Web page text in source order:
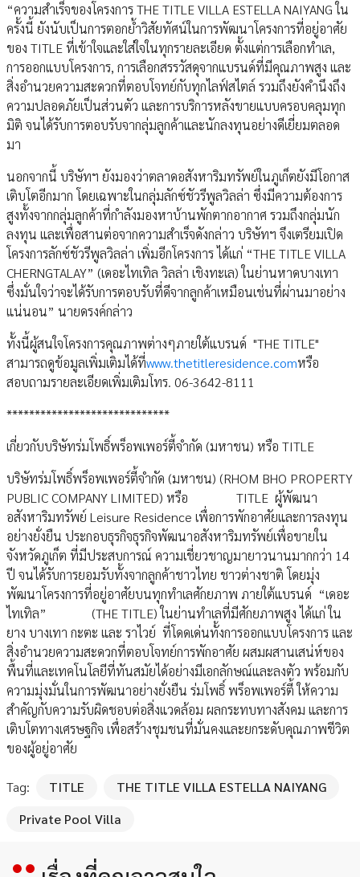
“ความสำเร็จของโครงการ THE TITLE VILLA ESTELLA NAIYANG ใน
ครั้งนี้ ยังนับเป็นการตอกย้ำวิสัยทัศน์ในการพัฒนาโครงการที่อยู่อาศัย
ของ TITLE ที่เข้าใจและใส่ใจในทุกรายละเอียด ตั้งแต่การเลือกทำเล,
การออกแบบโครงการ, การเลือกสรรวัสดุจากแบรนด์ที่มีคุณภาพสูง และ
สิ่งอำนวยความสะดวกที่ตอบโจทย์กับทุกไลฟ์สไตล์ รวมถึงยังคำนึงถึง
ความปลอดภัยเป็นส่วนตัว และการบริการหลังขายแบบครอบคลุมทุก
มิติ จนได้รับการตอบรับจากลุ่มลูกค้าและนักลงทุนอย่างดีเยี่ยมตลอด
มา
นอกจากนี้ บริษัทฯ ยังมองว่าตลาดอสังหาริมทรัพย์ในภูเก็ตยังมีโอกาส
เติบโตอีกมาก โดยเฉพาะในกลุ่มลักซ์ชัวรีพูลวิลล่า ซึ่งมีความต้องการ
สูงทั้งจากกลุ่มลูกค้าที่กำลังมองหาบ้านพักตากอากาศ รวมถึงกลุ่มนัก
ลงทุน และเพื่อสานต่อจากความสำเร็จดังกล่าว บริษัทฯ จึงเตรียมเปิด
โครงการลักซ์ชัวรีพูลวิลล่า เพิ่มอีกโครงการ ได้แก่ “THE TITLE VILLA
CHERNGTALAY” (เดอะไทเทิล วิลล่า เชิงทะเล) ในย่านหาดบางเทา
ซึ่งมั่นใจว่าจะได้รับการตอบรับที่ดีจากลูกค้าเหมือนเช่นที่ผ่านมาอย่าง
แน่นอน” นายดรงค์กล่าว
ทั้งนี้ผู้สนใจโครงการคุณภาพต่างๆภายใต้แบรนด์ "THE TITLE"
สามารถดูข้อมูลเพิ่มเติมได้ที่www.thetitleresidence.comหรือ
สอบถามรายละเอียดเพิ่มเติมโทร. 06-3642-8111
*****************************
เกี่ยวกับบริษัทร่มโพธิ์พร็อพเพอร์ตี้จำกัด (มหาชน) หรือ TITLE
บริษัทร่มโพธิ์พร็อพเพอร์ตี้จำกัด (มหาชน) (RHOM BHO PROPERTY
PUBLIC COMPANY LIMITED) หรือ TITLE ผู้พัฒนา
อสังหาริมทรัพย์ Leisure Residence เพื่อการพักอาศัยและการลงทุน
อย่างยั่งยืน ประกอบธุรกิจธุรกิจพัฒนาอสังหาริมทรัพย์เพื่อขายใน
จังหวัดภูเก็ต ที่มีประสบการณ์ ความเชี่ยวชาญมายาวนานมากกว่า 14
ปี จนได้รับการยอมรับทั้งจากลูกค้าชาวไทย ชาวต่างชาติ โดยมุ่ง
พัฒนาโครงการที่อยู่อาศัยบนทุกทำเลศักยภาพ ภายใต้แบรนด์ “เดอะ
ไทเทิล” (THE TITLE) ในย่านทำเลที่มีศักยภาพสูง ได้แก่ ใน
ยาง บางเทา กะตะ และ ราไวย์ ที่โดดเด่นทั้งการออกแบบโครงการ และ
สิ่งอำนวยความสะดวกที่ตอบโจทย์การพักอาศัย ผสมผสานเสน่ห์ของ
พื้นที่และเทคโนโลยีที่ทันสมัยได้อย่างมีเอกลักษณ์และลงตัว พร้อมกับ
ความมุ่งมั่นในการพัฒนาอย่างยั่งยืน ร่มโพธิ์ พร็อพเพอร์ตี้ ให้ความ
สำคัญกับความรับผิดชอบต่อสิ่งแวดล้อม ผลกระทบทางสังคม และการ
เติบโตทางเศรษฐกิจ เพื่อสร้างชุมชนที่มั่นคงและยกระดับคุณภาพชีวิต
ของผู้อยู่อาศัย
Tag: TITLE
THE TITLE VILLA ESTELLA NAIYANG
Private Pool Villa